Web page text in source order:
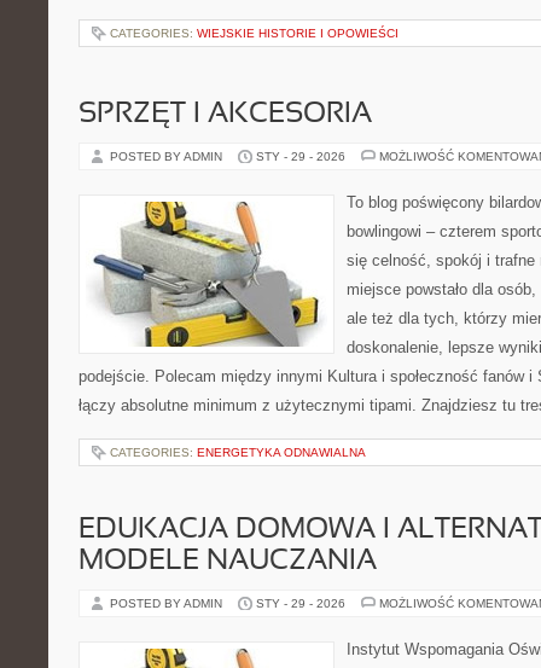
CATEGORIES: WIEJSKIE HISTORIE I OPOWIEŚCI
SPRZĘT I AKCESORIA
POSTED BY ADMIN STY - 29 - 2026 MOŻLIWOŚĆ
To blog poświęcony
bowlingowi – czterem
się celność, spokój i trafne
miejsce powstało dla
ale też dla tych, którzy
doskonalenie, lepsze
podejście. Polecam między innymi Kultura i społeczność fanów
łączy absolutne minimum z użytecznymi tipami. Znajdziesz tu
CATEGORIES: ENERGETYKA ODNAWIALNA
EDUKACJA DOMOWA I
MODELE NAUCZANIA
POSTED BY ADMIN STY - 29 - 2026 MOŻLIWOŚĆ
Instytut Wspomagania